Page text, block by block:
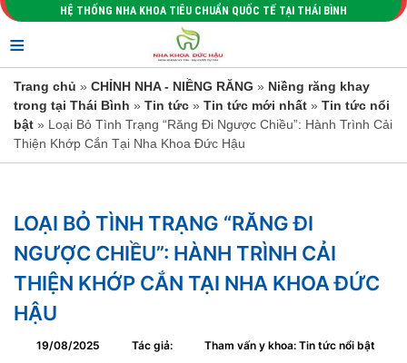
HỆ THỐNG NHA KHOA TIÊU CHUẨN QUỐC TẾ TẠI THÁI BÌNH
≡
Trang chủ » CHỈNH NHA - NIỀNG RĂNG » Niềng răng khay
trong tại Thái Bình » Tin tức » Tin tức mới nhất » Tin tức nổi
bật » Loại Bỏ Tình Trạng “Răng Đi Ngược Chiều”: Hành Trình Cải
Thiện Khớp Cắn Tại Nha Khoa Đức Hậu
LOẠI BỎ TÌNH TRẠNG “RĂNG ĐI
NGƯỢC CHIỀU”: HÀNH TRÌNH CẢI
THIỆN KHỚP CẮN TẠI NHA KHOA ĐỨC
HẬU
19/08/2025 Tác giả:
Tham vấn y khoa: Tin tức nổi bật